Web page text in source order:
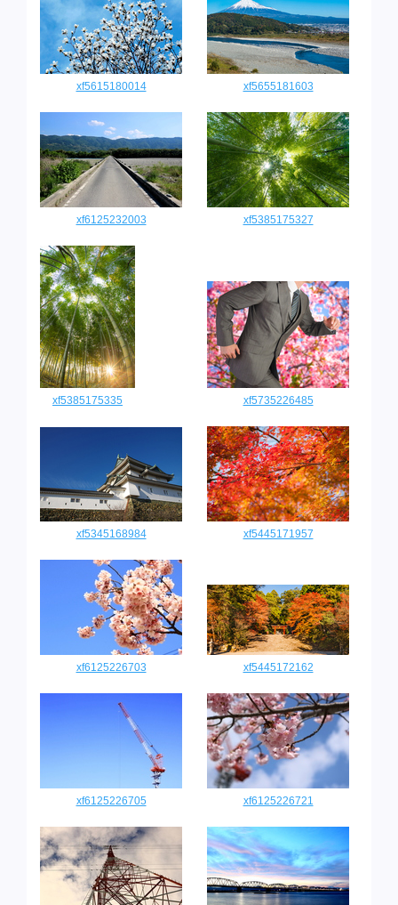
xf5615180014 xf5655181603
xf6125232003 xf5385175327
xf5385175335 xf5735226485
xf5345168984 xf5445171957
xf6125226703 xf5445172162
xf6125226705 xf6125226721